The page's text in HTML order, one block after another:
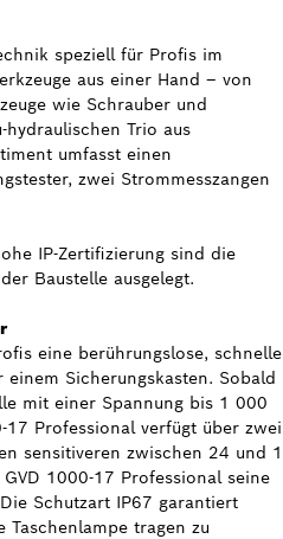
speziell für Profis im
aus einer Hand – von
wie Schrauber und
Trio aus
umfasst einen
zwei Strommesszangen
IP-Zertifizierung sind die
Baustelle ausgelegt.
eine berührungslose, schnelle
Sicherungskasten. Sobald
mit einer Spannung bis 1 000
Professional verfügt über zwei
sensitiveren zwischen 24 und 1
1000-17 Professional seine
Schutzart IP67 garantiert
tragen zu